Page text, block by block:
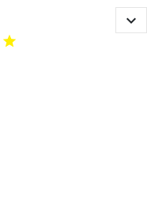

